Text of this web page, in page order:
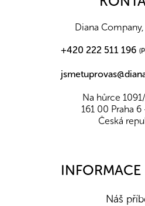
Diana
+420 222 511 196
Na hůrce
161 00 Praha
Česká
INFORMACE
Náš